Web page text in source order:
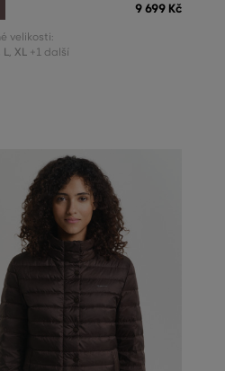
9 699 Kč
velikosti:
L, XL +1 další